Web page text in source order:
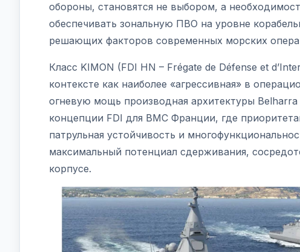
обороны, становятся не выбором, а
обеспечивать зональную ПВО на уровне
решающих факторов современных морских
Класс KIMON (FDI HN – Frégate de Défense et
контексте как наиболее «агрессивная» в
огневую мощь производная архитектуры
концепции FDI для ВМС Франции, где
патрульная устойчивость и
максимальный потенциал сдерживания,
корпусе.